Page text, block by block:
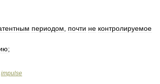
периодом почти не контролируемое
;
impulse